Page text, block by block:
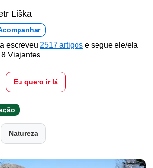
Liška
escreveu 2517 artigos e segue ele/ela
Viajantes
Eu quero ir lá
Natureza